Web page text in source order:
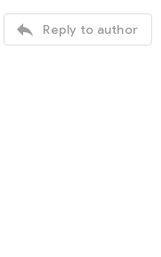
 Reply to author